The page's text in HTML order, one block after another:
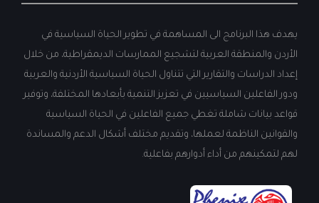
يهدف هذا البرنامج الى المساهمة في تطوير الحياة السياسية في
الأردن والمنطقة العربية لتشجيع الممارسات الديمقراطية، من خلال
إعداد الدراسات والتقارير التي تتناول الحياة السياسية الأردنية والعربية
ودور الفاعلين السياسيين في تعزيز التنمية بأبعادها المختلفة، وتوفير
قواعد بيانات شاملة تغطي جميع الفاعلين في الحياة السياسية
والقوانين الناظمة لعملها، وتقديم مختلف أشكال الدعم والمساندة
لهم لتمكينهم من أداء أدوارهم بفاعلية.